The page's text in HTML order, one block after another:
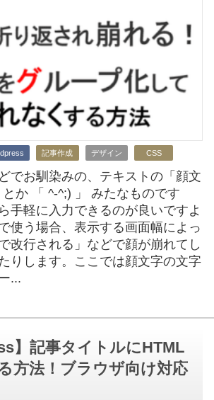
記事作成 デザイン CSS
でお馴染みの、テキストの「顔文
か 「 ^-^;) 」 みたなものです
手軽に入力できるのが良いですよ
使う場合、表示する画面幅によっ
改行される」などで顔が崩れてし
りします。ここでは顔文字の文字
...
】 記事タイトルにHTML
方法！ ブラウザ向け対応